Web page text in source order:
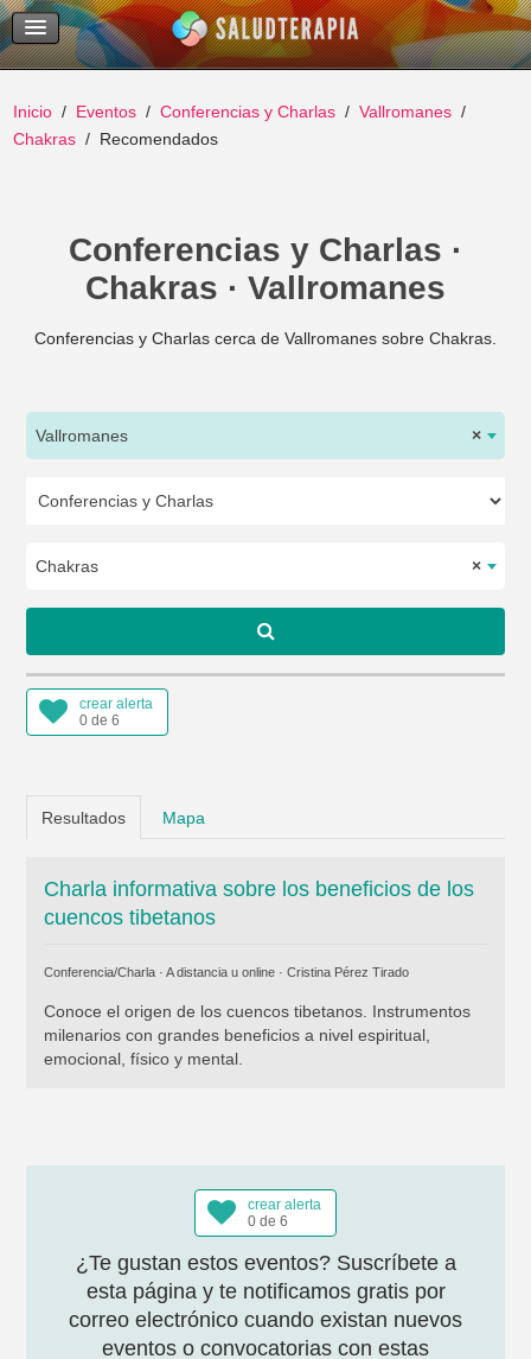
Temas Recientes
Buscar
Inicio Eventos Conferencias y Charlas
Vallromanes
Chakras
Recomendados
Conferencias y Charlas ·
Chakras · Vallromanes
Conferencias y Charlas cerca de Vallromanes sobre Chakras.
×
Vallromanes
×
Chakras
crear alerta
0 de 6
Resultados Mapa
Charla informativa sobre los beneficios de los
cuencos tibetanos
Conferencia/Charla · A distancia u online · Cristina Pérez Tirado
Conoce el origen de los cuencos tibetanos. Instrumentos
milenarios con grandes beneficios a nivel espiritual,
emocional, físico y mental.
crear alerta
0 de 6
¿Te gustan estos eventos? Suscríbete a
esta página y te notificamos gratis por
correo electrónico cuando existan nuevos
eventos o convocatorias con estas